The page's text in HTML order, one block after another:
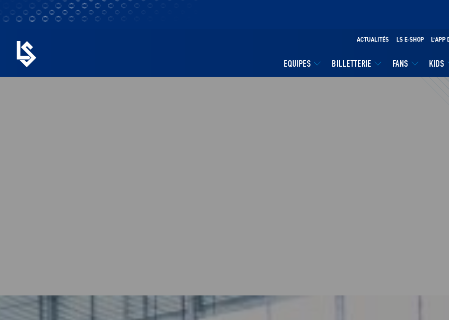
EQUIPES BILLETTERIE FANS KIDS
ACTUALITÉS LS E-SHOP L’APP